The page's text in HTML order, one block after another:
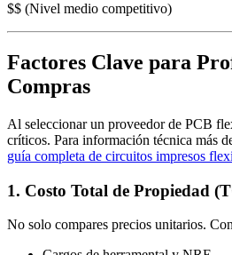
$$ (Nivel medio competitivo)
Factores Clave para
Compras
Al seleccionar un proveedor de PCB
críticos. Para información técnica más
guía completa de circuitos impresos
1. Costo Total de Propiedad
No solo compares precios unitarios.